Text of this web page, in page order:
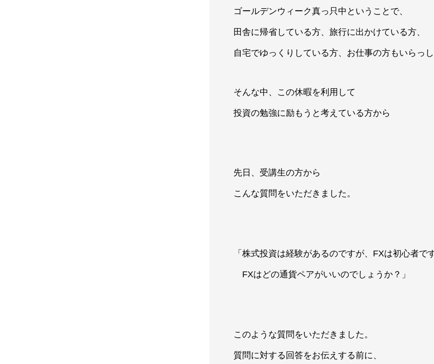
ゴールデンウィーク真っ只中ということで、
田舎に帰省している方、旅行に出かけている方、
自宅でゆっくりしている方、お仕事の方もいらっ
そんな中、この休暇を利用して
投資の勉強に励もうと考えている方から
先日、受講生の方から
こんな質問をいただきました。
「株式投資は経験があるのですが、FXは初心者で
FXはどの通貨ペアがいいのでしょうか？」
このような質問をいただきました。
質問に対する回答をお伝えする前に、